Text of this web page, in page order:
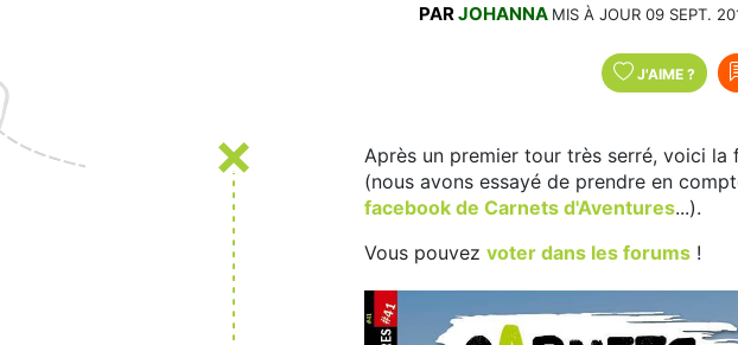
PARJOHANNA MIS À JOUR 09 SEPT.
J'AIME ?
Après un premier tour très serré, voici la
(nous avons essayé de prendre en
facebook de Carnets d'Aventures...).
Vous pouvez voter dans les forums !